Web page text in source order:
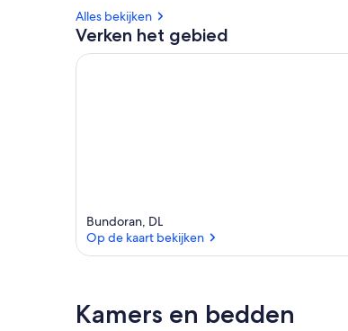
Alles bekijken
Verken het gebied
Bundoran, DL
Op de kaart bekijken
Kamers en bedden